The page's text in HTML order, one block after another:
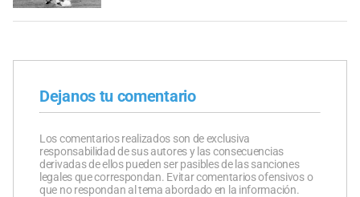
Dejanos tu comentario
Los comentarios realizados son de exclusiva
responsabilidad de sus autores y las consecuencias
derivadas de ellos pueden ser pasibles de las sanciones
legales que correspondan. Evitar comentarios ofensivos o
que no respondan al tema abordado en la información.